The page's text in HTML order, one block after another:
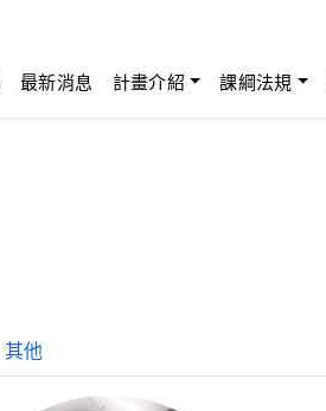
最新消息 計畫介紹 課綱法規
其他